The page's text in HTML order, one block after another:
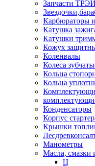
Запчасти
Карбюраторы
Катушка
Катушки
Кожух
Коленвалы
Колеса
Кольца
Кольца
Конденсаторы
Корпус
Крышки
Манометры
Масла, смазки
Ц